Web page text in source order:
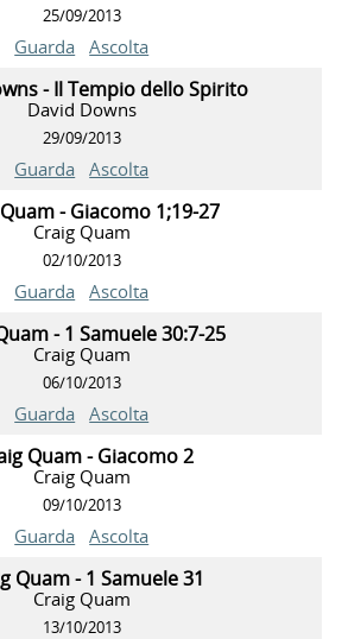
25/09/2013
Guarda Ascolta
- Il Tempio dello Spirito
David Downs
29/09/2013
Guarda Ascolta
- Giacomo 1;19-27
Craig Quam
02/10/2013
Guarda Ascolta
- 1 Samuele 30:7-25
Craig Quam
06/10/2013
Guarda Ascolta
Quam - Giacomo 2
Craig Quam
09/10/2013
Guarda Ascolta
Quam - 1 Samuele 31
Craig Quam
13/10/2013